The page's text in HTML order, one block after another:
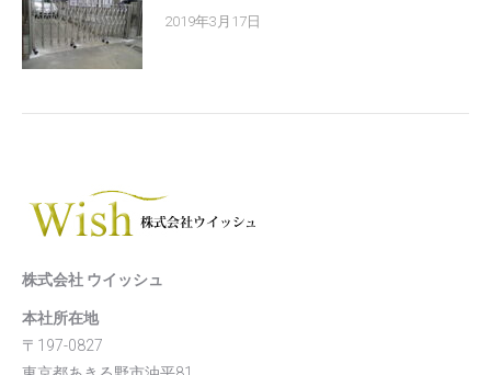
2019年3月17日
株式会社 ウイッシュ
本社所在地
〒197-0827